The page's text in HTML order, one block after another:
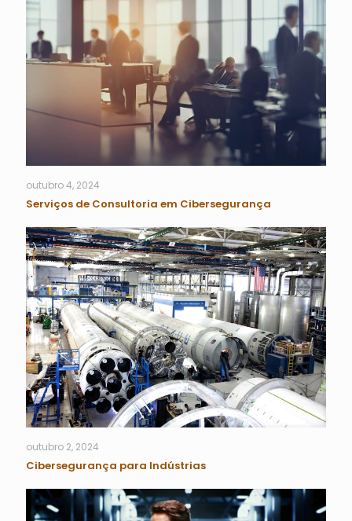
outubro 4, 2024
Serviços de Consultoria em Cibersegurança
outubro 2, 2024
Cibersegurança para Indústrias